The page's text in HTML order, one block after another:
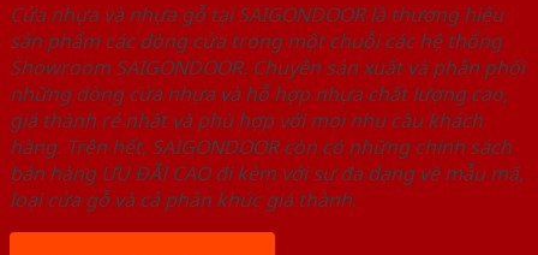
Cửa nhựa và nhựa gỗ tại SAIGONDOOR là thương hiệu
sản phẩm các dòng cửa trong một chuỗi các hệ thống
Showroom SAIGONDOOR. Chuyên sản xuất và phân phối
những dòng cửa nhựa và hỗ hợp nhựa chất lượng cao,
giá thành rẻ nhất và phù hợp với mọi nhu cầu khách
hàng. Trên hết, SAIGONDOOR còn có những chính sách
bán hàng ƯU ĐÃI CAO đi kèm với sự đa dạng về mẫu mã,
loại cửa gỗ và cả phân khúc giá thành.